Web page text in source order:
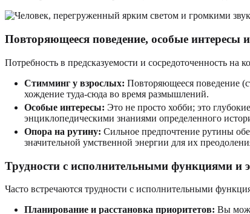
Повторяющееся поведение, особые интересы
Потребность в предсказуемости и сосредоточенность
Стимминг у взрослых: Повторяющееся поведение
хождение туда-сюда во время размышлений.
Особые интересы: Это не просто хобби; это
энциклопедическими знаниями определенного
Опора на рутину: Сильное предпочтение рутины
значительной умственной энергии для их
Трудности с исполнительными функциями и
Часто встречаются трудности с исполнительными
Планирование и расстановка приоритетов: Вы